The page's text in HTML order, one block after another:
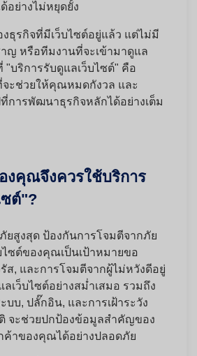
อย่างไม่หยุดยั้ง
ธุรกิจที่มีเว็บไซต์อยู่แล้ว แต่ไม่มี
าญ หรือทีมงานที่จะเข้ามาดูแล
"บริการรับดูแลเว็บไซต์" คือ
ะช่วยให้คุณหมดกังวล และ
การพัฒนาธุรกิจหลักได้อย่างเต็ม
งคุณจึงควรใช้บริการ
ต์"?
ยสูงสุด ป้องกันการโจมตีจากภัย
ไซต์ของคุณเป็นเป้าหมายขอ
ส, และการโจมตีจากผู้ไม่หวังดีอยู่
ลเว็บไซต์อย่างสม่ำเสมอ รวมถึง
บบ, ปลั๊กอิน, และการเฝ้าระวัง
จะช่วยปกป้องข้อมูลสำคัญของ
ค้าของคุณได้อย่างปลอดภัย